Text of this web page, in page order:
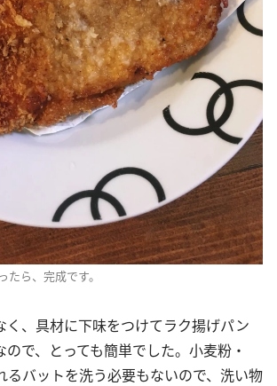
ら、完成です。
く、具材に下味をつけてラク揚げパン
で、とっても簡単でした。小麦粉・
るバットを洗う必要もないので、洗い物